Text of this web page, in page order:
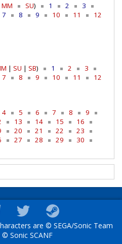
MM SU) 1 2
3
7 8 9 10 11 12
| SU | SB) 1 2
3
7 8 9 10 11 12
4 5 6 7 8
9
13 14 15
16
20 21 22
23
27 28 29
30
are © SEGA/Sonic Team
Sonic SCANF